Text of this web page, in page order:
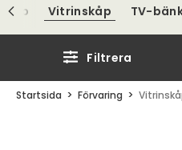
Vitrinskåp TV-
Filtrera
Startsida Förvaring